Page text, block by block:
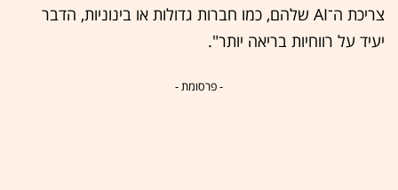
צריכת ה־AI שלהם, כמו חברות גדולות או בינוניות, הדבר
יעיד על רווחיות בריאה יותר".
- פרסומת -